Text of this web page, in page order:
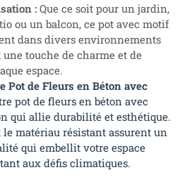
:Que ce soit pour un jardin,
ou un balcon, ce pot avec motif
dans divers environnements
touche de charme et de
espace.
Pot de Fleurs en Béton avec
pot de fleurs en béton avec
qui allie durabilité et esthétique.
matériau résistant assurent un
qui embellit votre espace
aux défis climatiques.